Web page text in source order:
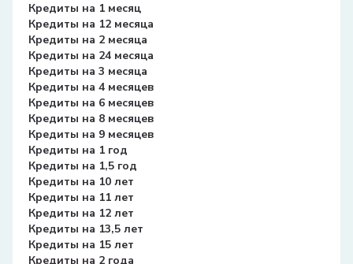
Кредиты на 1 месяц
Кредиты на 12 месяца
Кредиты на 2 месяца
Кредиты на 24 месяца
Кредиты на 3 месяца
Кредиты на 4 месяцев
Кредиты на 6 месяцев
Кредиты на 8 месяцев
Кредиты на 9 месяцев
Кредиты на 1 год
Кредиты на 1,5 год
Кредиты на 10 лет
Кредиты на 11 лет
Кредиты на 12 лет
Кредиты на 13,5 лет
Кредиты на 15 лет
Кредиты на 2 года